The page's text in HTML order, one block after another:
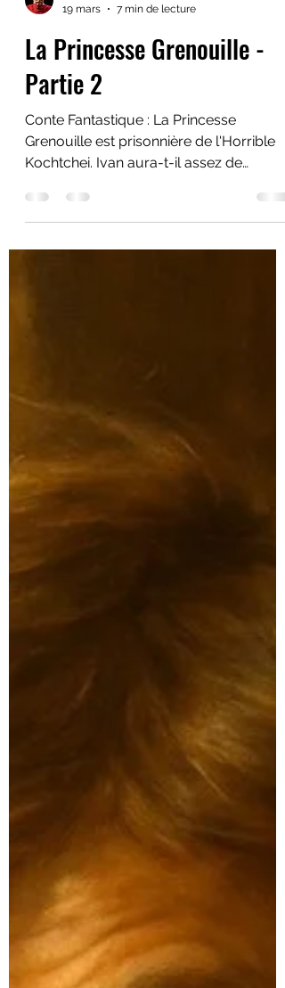
19 mars
7 min de lecture
La Princesse Grenouille -
Partie 2
Conte Fantastique : La Princesse
Kochtchei. Ivan aura-t-il assez de
courage pour tenter de la sauver ?